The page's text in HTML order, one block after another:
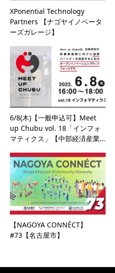
XPonential Technology
Partners 【ナゴヤイノベータ
ーズガレージ】
6/8(木)【一般申込可】Meet
up Chubu vol. 18「インフォ
マティクス」【中部経済産業…
【NAGOYA CONNÉCT】
#73【名古屋市】